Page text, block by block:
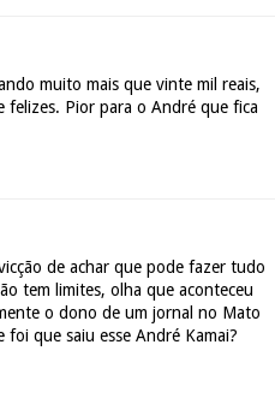
muito mais que vinte mil reais,
felizes. Pior para o André que fica
de achar que pode fazer tudo
tem limites, olha que aconteceu
o dono de um jornal no Mato
que saiu esse André Kamai?